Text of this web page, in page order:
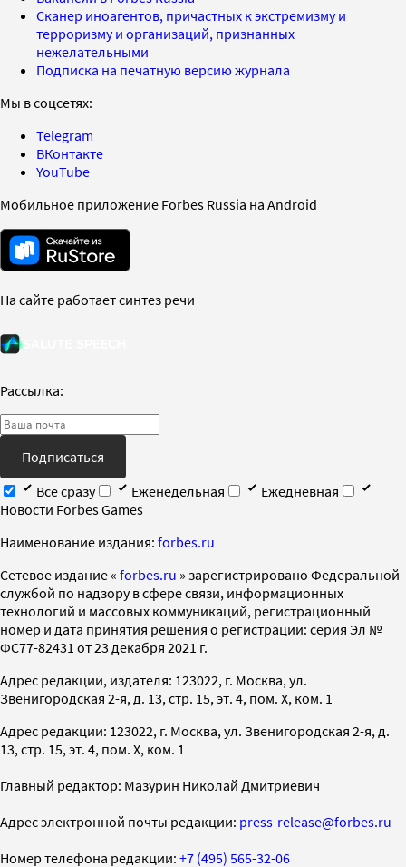
Сканер иноагентов, причастных к экстремизму и
терроризму и организаций, признанных
нежелательными
Подписка на печатную версию журнала
Мы в соцсетях:
Telegram
ВКонтакте
YouTube
Мобильное приложение Forbes Russia на Android
На сайте работает синтез речи
Рассылка:
Подписаться
Все сразу
Еженедельная
Ежедневная
Новости Forbes Games
Наименование издания: forbes.ru
Cетевое издание « forbes.ru » зарегистрировано Федеральной
службой по надзору в сфере связи, информационных
технологий и массовых коммуникаций, регистрационный
номер и дата принятия решения о регистрации: серия Эл №
ФС77-82431 от 23 декабря 2021 г.
Адрес редакции, издателя: 123022, г. Москва, ул.
Звенигородская 2-я, д. 13, стр. 15, эт. 4, пом. X, ком. 1
Адрес редакции: 123022, г. Москва, ул. Звенигородская 2-я, д.
13, стр. 15, эт. 4, пом. X, ком. 1
Главный редактор: Мазурин Николай Дмитриевич
Адрес электронной почты редакции: press-release@forbes.ru
Номер телефона редакции: +7 (495) 565-32-06